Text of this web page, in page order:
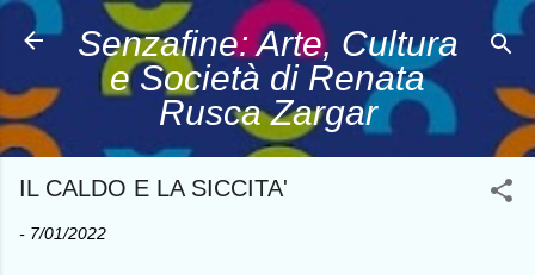
Passa ai contenuti principali
Senzafine: Arte, Cultura
e Società di Renata
Rusca Zargar
IL CALDO E LA SICCITA'
- 7/01/2022